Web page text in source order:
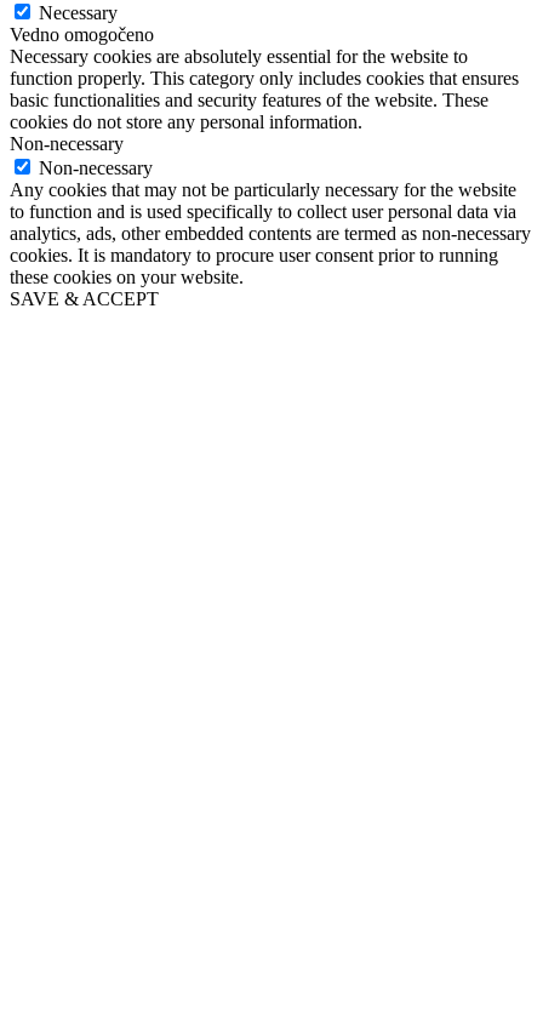
Necessary
Vedno omogočeno
Necessary cookies are absolutely essential for the website to
function properly. This category only includes cookies that ensures
basic functionalities and security features of the website. These
cookies do not store any personal information.
Non-necessary
Non-necessary
Any cookies that may not be particularly necessary for the website
to function and is used specifically to collect user personal data via
analytics, ads, other embedded contents are termed as non-necessary
cookies. It is mandatory to procure user consent prior to running
these cookies on your website.
SAVE & ACCEPT